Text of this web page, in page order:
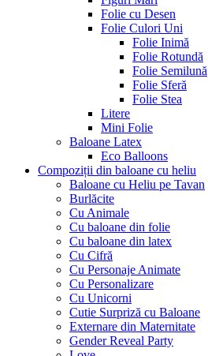
Folie cu Desen
Folie Culori Uni
Folie Inimă
Folie Rotundă
Folie Semilună
Folie Sferă
Folie Stea
Litere
Mini Folie
Baloane Latex
Eco Balloons
Compoziții din baloane cu heliu
Baloane cu Heliu pe Tavan
Burlăcite
Cu Animale
Cu baloane din folie
Cu baloane din latex
Cu Cifră
Cu Personaje Animate
Cu Personalizare
Cu Unicorni
Cutie Surpriză cu Baloane
Externare din Maternitate
Gender Reveal Party